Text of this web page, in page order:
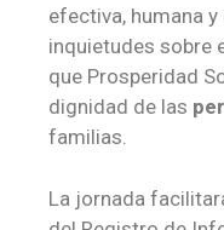
efectiva, humana
inquietudes sobre
que Prosperidad
dignidad de las
familias.
La jornada